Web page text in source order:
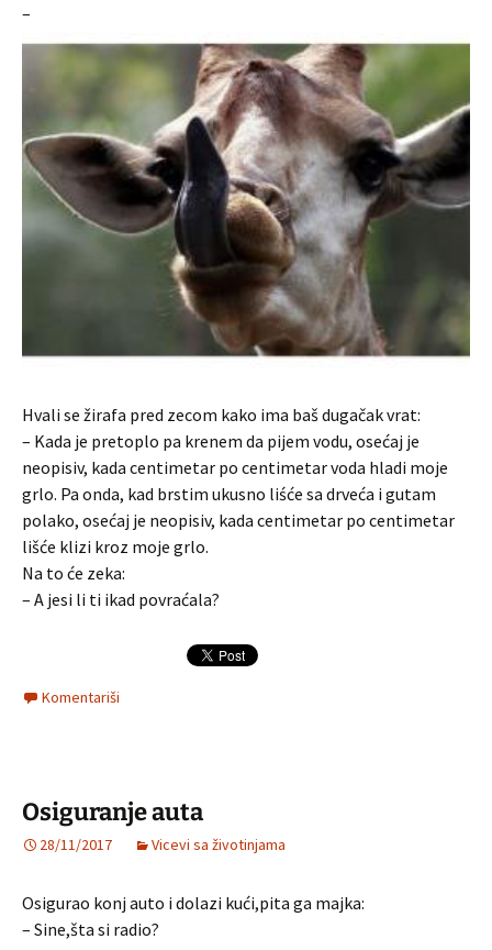
–
Hvali se žirafa pred zecom kako ima baš dugačak vrat:
– Kada je pretoplo pa krenem da pijem vodu, osećaj je
neopisiv, kada centimetar po centimetar voda hladi moje
grlo. Pa onda, kad brstim ukusno liśće sa drveća i gutam
polako, osećaj je neopisiv, kada centimetar po centimetar
lišće klizi kroz moje grlo.
Na to će zeka:
– A jesi li ti ikad povraćala?
Komentariši
Osiguranje auta
28/11/2017 Vicevi sa životinjama
Osigurao konj auto i dolazi kući,pita ga majka:
– Sine,šta si radio?